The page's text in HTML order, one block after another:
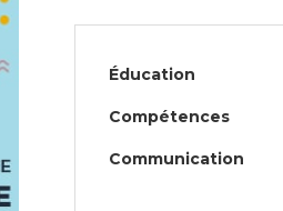
Éducation
Compétences
Communication